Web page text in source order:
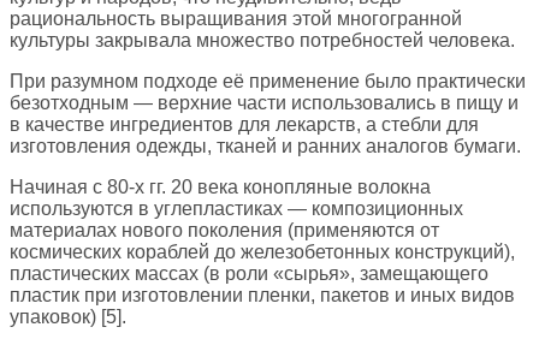
рациональность выращивания этой многогранной
культуры закрывала множество потребностей человека.
При разумном подходе её применение было практически
безотходным — верхние части использовались в пищу и
в качестве ингредиентов для лекарств, а стебли для
изготовления одежды, тканей и ранних аналогов бумаги.
Начиная с 80-х гг. 20 века конопляные волокна
используются в углепластиках — композиционных
материалах нового поколения (применяются от
космических кораблей до железобетонных конструкций),
пластических массах (в роли «сырья», замещающего
пластик при изготовлении пленки, пакетов и иных видов
упаковок) [5].